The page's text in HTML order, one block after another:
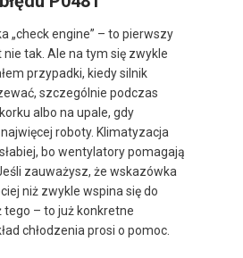
„check engine” – to pierwszy
nie tak. Ale na tym się zwykle
przypadki, kiedy silnik
szczególnie podczas
albo na upale, gdy
roboty. Klimatyzacja
bo wentylatory pomagają
zauważysz, że wskazówka
niż zwykle wspina się do
tego – to już konkretne
chłodzenia prosi o pomoc.